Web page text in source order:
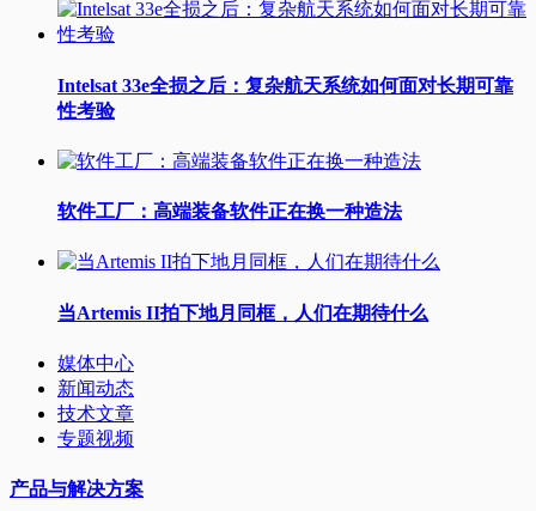
Intelsat 33e全损之后：复杂航天系统如何面对长期可靠
性考验
软件工厂：高端装备软件正在换一种造法
当Artemis II拍下地月同框，人们在期待什么
媒体中心
新闻动态
技术文章
专题视频
产品与解决方案